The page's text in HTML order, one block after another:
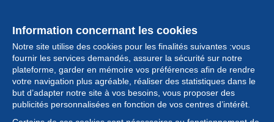
Information concernant les cookies
Notre site utilise des cookies pour les finalités suivantes :vous
fournir les services demandés, assurer la sécurité sur notre
plateforme, garder en mémoire vos préférences afin de rendre
votre navigation plus agréable, réaliser des statistiques dans le
but d’adapter notre site à vos besoins, vous proposer des
publicités personnalisées en fonction de vos centres d’intérêt.
Collection